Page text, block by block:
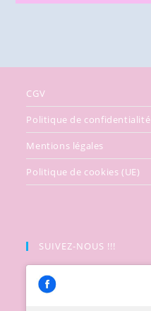
CGV
Politique de confidentialité
Mentions légales
Politique de cookies (UE)
SUIVEZ-NOUS !!!